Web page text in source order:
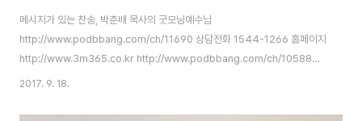
메시지가 있는 찬송, 박춘배 목사의 굿모닝예수님
http://www.podbbang.com/ch/11690 상담전화 1544-1266 홈페이지
http://www.3m365.co.kr http://www.podbbang.com/ch/10588
http://www.podbbang.com/ch/11491
2017. 9. 18.